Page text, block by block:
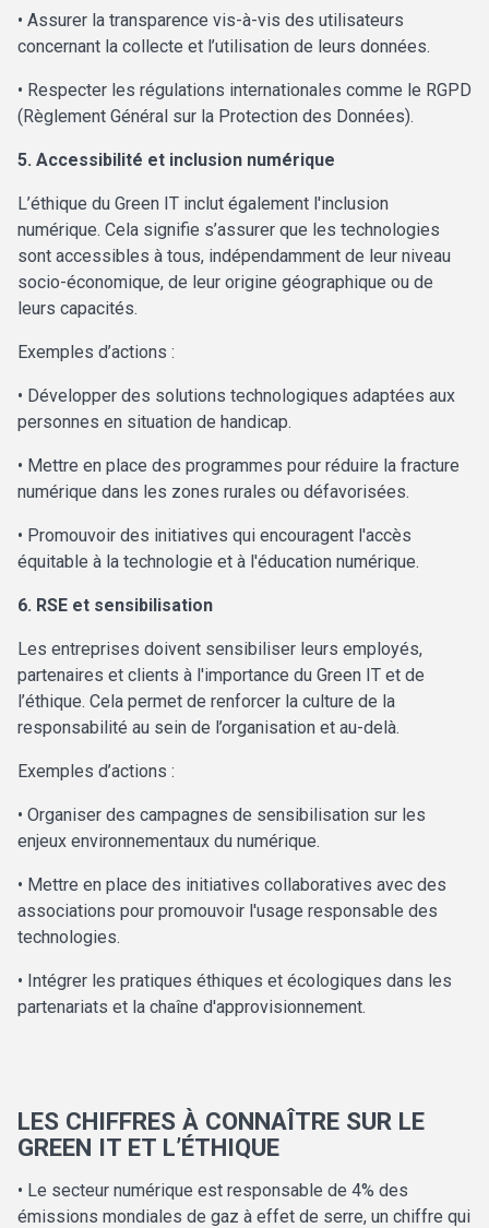
• Assurer la transparence vis-à-vis des utilisateurs
concernant la collecte et l’utilisation de leurs données.
• Respecter les régulations internationales comme le RGPD
(Règlement Général sur la Protection des Données).
5. Accessibilité et inclusion numérique
L’éthique du Green IT inclut également l'inclusion
numérique. Cela signifie s’assurer que les technologies
sont accessibles à tous, indépendamment de leur niveau
socio-économique, de leur origine géographique ou de
leurs capacités.
Exemples d’actions :
• Développer des solutions technologiques adaptées aux
personnes en situation de handicap.
• Mettre en place des programmes pour réduire la fracture
numérique dans les zones rurales ou défavorisées.
• Promouvoir des initiatives qui encouragent l'accès
équitable à la technologie et à l'éducation numérique.
6. RSE et sensibilisation
Les entreprises doivent sensibiliser leurs employés,
partenaires et clients à l'importance du Green IT et de
l’éthique. Cela permet de renforcer la culture de la
responsabilité au sein de l’organisation et au-delà.
Exemples d’actions :
• Organiser des campagnes de sensibilisation sur les
enjeux environnementaux du numérique.
• Mettre en place des initiatives collaboratives avec des
associations pour promouvoir l'usage responsable des
technologies.
• Intégrer les pratiques éthiques et écologiques dans les
partenariats et la chaîne d'approvisionnement.
LES CHIFFRES À CONNAÎTRE SUR LE
GREEN IT ET L’ÉTHIQUE
• Le secteur numérique est responsable de 4% des
émissions mondiales de gaz à effet de serre, un chiffre qui